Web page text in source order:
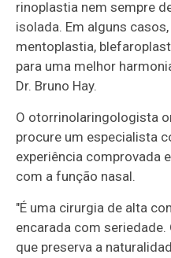
rinoplastia nem sempre
isolada. Em alguns
mentoplastia,
para uma melhor
Dr. Bruno Hay.
O otorrinolaringologista
procure um especialista
experiência comprovada
com a função nasal.
"É uma cirurgia de alta
encarada com
que preserva a